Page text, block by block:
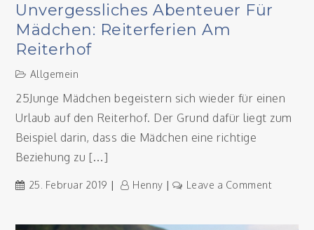
Unvergessliches Abenteuer Für
Mädchen: Reiterferien Am
Reiterhof
Allgemein
25Junge Mädchen begeistern sich wieder für einen
Urlaub auf den Reiterhof. Der Grund dafür liegt zum
Beispiel darin, dass die Mädchen eine richtige
Beziehung zu […]
25. Februar 2019 Henny Leave a Commenton